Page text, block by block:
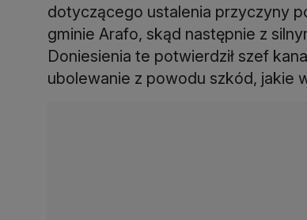
dotyczącego ustalenia przyczyny
gminie Arafo, skąd następnie z
Doniesienia te potwierdził szef
ubolewanie z powodu szkód, jakie